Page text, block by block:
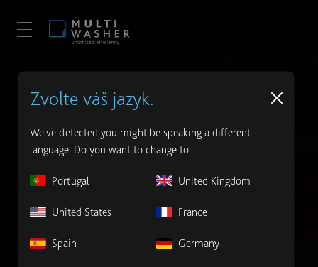
Zvolte váš jazyk.
We've detected you might be speaking a different
language. Do you want to change to:
Portugal United Kingdom
United States France
Spain Germany